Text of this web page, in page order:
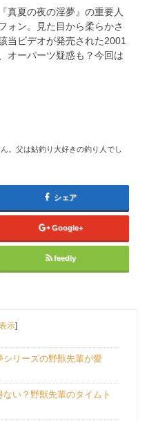
真夏の夜の淫夢』の重要人
ォン。見た目から柔らかさ
当ビデオが発売された2001
オーパーツ疑惑も？今回は
。父は鮎釣り大好きの釣り人でし
シェア
Google+
feedly
示]
シリーズの野獣先輩が愛
い？野獣先輩のタイムト